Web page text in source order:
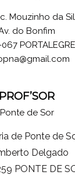
Mouzinho da
do Bonfim
PORTALEGRE
PROF’SOR
Ponte de Sor
de Ponte de
Delgado
PONTE DE